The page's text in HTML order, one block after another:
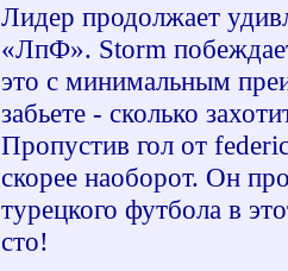
Лидер продолжает
«ЛпФ». Storm
это с минимальным
забьете - сколько
Пропустив гол от
скорее наоборот. Он
турецкого футбола в
сто!